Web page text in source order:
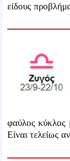
είδους
φαύλος κύκλος
Είναι τελείως